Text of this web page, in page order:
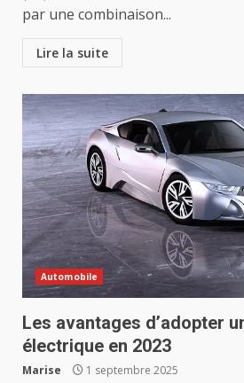
par une combinaison...
Lire la suite
Automobile
Les avantages d’adopter
électrique en 2023
Marise 1 septembre 2025